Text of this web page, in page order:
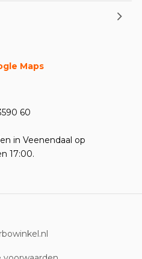
Maps
60
in Veenendaal op
17:00.